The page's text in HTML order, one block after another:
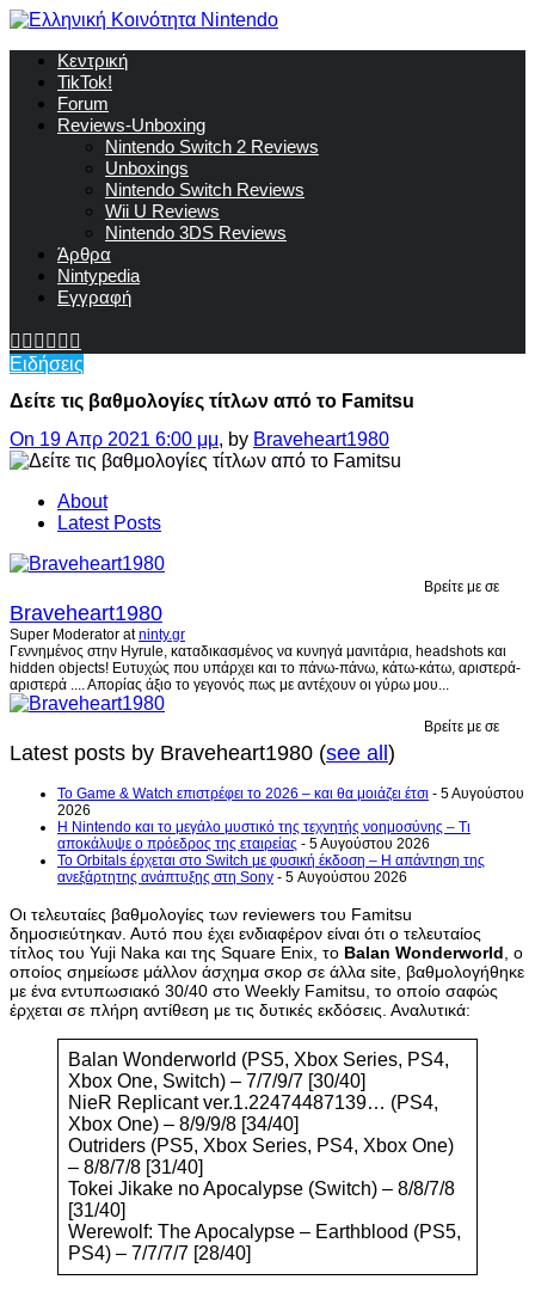
Κεντρική
TikTok!
Forum
Reviews-Unboxing
Nintendo Switch 2 Reviews
Unboxings
Nintendo Switch Reviews
Wii U Reviews
Nintendo 3DS Reviews
Άρθρα
Nintypedia
Εγγραφή
Ειδήσεις
Δείτε τις βαθμολογίες τίτλων από το Famitsu
On 19 Απρ 2021 6:00 μμ, by Braveheart1980
About
Latest Posts
Βρείτε με σε
Braveheart1980
Super Moderator atninty.gr
Γεννημένος στην Hyrule, καταδικασμένος να κυνηγά μανιτάρια, headshots και
hidden objects! Ευτυχώς που υπάρχει και το πάνω-πάνω, κάτω-κάτω, αριστερά-
αριστερά .... Απορίας άξιο το γεγονός πως με αντέχουν οι γύρω μου...
Βρείτε με σε
Latest posts by Braveheart1980 (see all)
Το Game & Watch επιστρέφει το 2026 – και θα μοιάζει έτσι - 5 Αυγούστου
2026
Η Nintendo και το μεγάλο μυστικό της τεχνητής νοημοσύνης – Τι
αποκάλυψε ο πρόεδρος της εταιρείας - 5 Αυγούστου 2026
Το Orbitals έρχεται στο Switch με φυσική έκδοση – Η απάντηση της
ανεξάρτητης ανάπτυξης στη Sony - 5 Αυγούστου 2026
Οι τελευταίες βαθμολογίες των reviewers του Famitsu
δημοσιεύτηκαν. Αυτό που έχει ενδιαφέρον είναι ότι ο τελευταίος
τίτλος του Yuji Naka και της Square Enix, το Balan Wonderworld , ο
οποίος σημείωσε μάλλον άσχημα σκορ σε άλλα site, βαθμολογήθηκε
με ένα εντυπωσιακό 30/40 στο Weekly Famitsu, το οποίο σαφώς
έρχεται σε πλήρη αντίθεση με τις δυτικές εκδόσεις. Αναλυτικά:
Balan Wonderworld (PS5, Xbox Series, PS4,
Xbox One, Switch) – 7/7/9/7 [30/40]
NieR Replicant ver.1.22474487139… (PS4,
Xbox One) – 8/9/9/8 [34/40]
Outriders (PS5, Xbox Series, PS4, Xbox One)
– 8/8/7/8 [31/40]
Tokei Jikake no Apocalypse (Switch) – 8/8/7/8
[31/40]
Werewolf: The Apocalypse – Earthblood (PS5,
PS4) – 7/7/7/7 [28/40]